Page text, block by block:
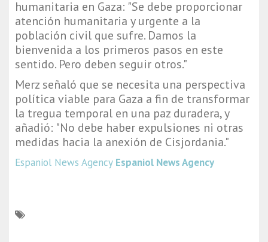
humanitaria en Gaza: "Se debe proporcionar
atención humanitaria y urgente a la
población civil que sufre. Damos la
bienvenida a los primeros pasos en este
sentido. Pero deben seguir otros."
Merz señaló que se necesita una perspectiva
política viable para Gaza a fin de transformar
la tregua temporal en una paz duradera, y
añadió: "No debe haber expulsiones ni otras
medidas hacia la anexión de Cisjordania."
Espaniol News Agency Espaniol News Agency